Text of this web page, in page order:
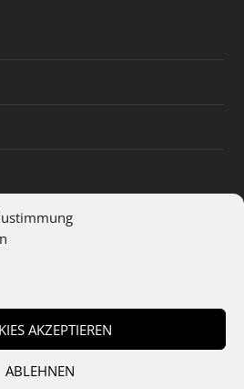
AKZEPTIEREN
ABLEHNEN